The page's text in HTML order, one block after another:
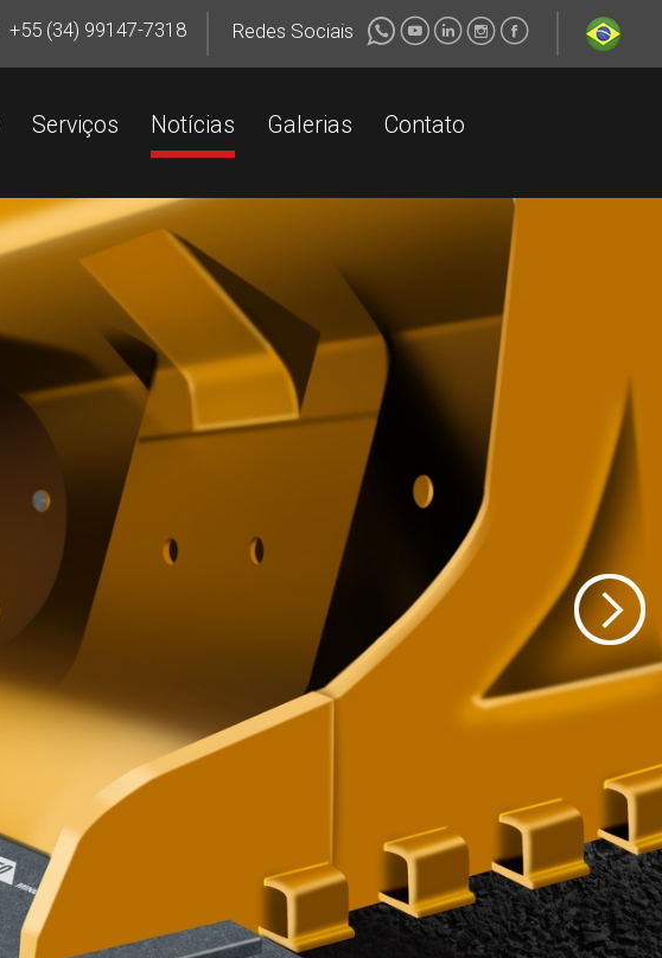
+55 (34) 99147-7318 +55 (34) 99147-7318 +55 (34) 99147-7318
Redes Sociais
Serviços Notícias Galerias Contato